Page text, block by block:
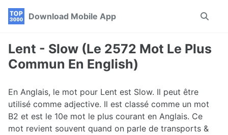
Skip
navigation
Skip
Skip
Download Mobile App
Toggle
Lent - Slow (Le 2572 Mot Le Plus
Commun En English)
En Anglais, le mot pour Lent est Slow. Il peut être
utilisé comme adjective. Il est classé comme un mot
B2 et est le 10e mot le plus courant en Anglais. Ce
mot revient souvent quand on parle de transports &